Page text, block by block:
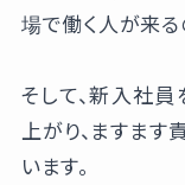
場で働く人が来る
そして、新入社
上がり、ますま
います。